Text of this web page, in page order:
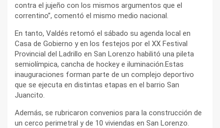
contra el jujeño con los mismos argumentos que el
correntino”, comentó el mismo medio nacional.
En tanto, Valdés retomó el sábado su agenda local en
Casa de Gobierno y en los festejos por el XX Festival
Provincial del Ladrillo en San Lorenzo habilitó una pileta
semiolímpica, cancha de hockey e iluminación.Estas
inauguraciones forman parte de un complejo deportivo
que se ejecuta en distintas etapas en el barrio San
Juancito.
Además, se rubricaron convenios para la construcción de
un cerco perimetral y de 10 viviendas en San Lorenzo.